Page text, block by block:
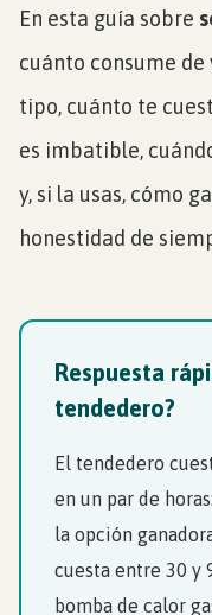
En esta guía sobre
cuánto consume de
tipo, cuánto te
es imbatible,
y, si la usas, cómo
honestidad de
Respuesta
tendedero?
El tendedero
en un par de
la opción
cuesta entre 30 y
bomba de calor